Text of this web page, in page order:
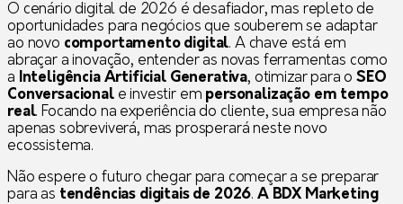
O cenário digital de 2026 é desafiador, mas repleto de
oportunidades para negócios que souberem se adaptar
ao novo comportamento digital. A chave está em
abraçar a inovação, entender as novas ferramentas como
a
Inteligência Artificial Generativa, otimizar para oSEO
Conversacionale investir em personalização em tempo
real. Focando na experiência do cliente, sua empresa não
apenas sobreviverá, mas prosperará neste novo
ecossistema.
Não espere o futuro chegar para começar a se preparar
para as tendências digitais de 2026. A BDX Marketing